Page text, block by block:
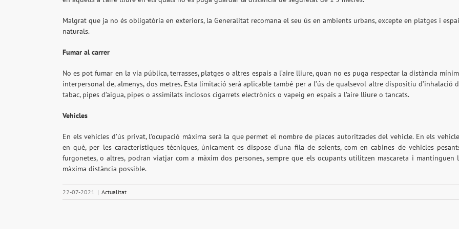
Malgrat que ja no és obligatòria en exteriors, la Generalitat recomana el seu ús en ambients urbans, excepte en platges i
naturals.
Fumar al carrer
No es pot fumar en la via pública, terrasses, platges o altres espais a l’aire lliure, quan no es puga respectar la distància
interpersonal de, almenys, dos metres. Esta limitació serà aplicable també per a l’ús de qualsevol altre dispositiu d’inhalació
tabac, pipes d’aigua, pipes o assimilats inclosos cigarrets electrònics o vapeig en espais a l’aire lliure o tancats.
Vehicles
En els vehicles d’ús privat, l’ocupació màxima serà la que permet el nombre de places autoritzades del vehicle. En els
en què, per les característiques tècniques, únicament es dispose d’una fila de seients, com en cabines de vehicles
furgonetes, o altres, podran viatjar com a màxim dos persones, sempre que els ocupants utilitzen mascareta i mantinguen
màxima distància possible.
22-07-2021 | Actualitat